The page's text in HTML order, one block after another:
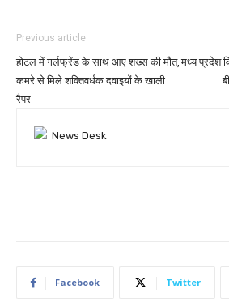
Previous article
होटल में गर्लफ्रेंड के साथ आए शख्स की मौत,
कमरे से मिले शक्तिवर्धक दवाइयों के खाली
रैपर
मध्य प्रदेश
Facebook Twitter